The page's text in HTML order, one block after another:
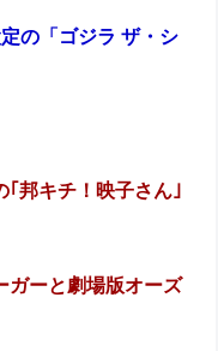
の「ゴジラ ザ・シ
｢邦キチ！映子さん｣
ガーと劇場版オーズ